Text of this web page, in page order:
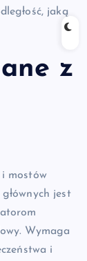
jaką
z
mostów
jest
Wymaga
i